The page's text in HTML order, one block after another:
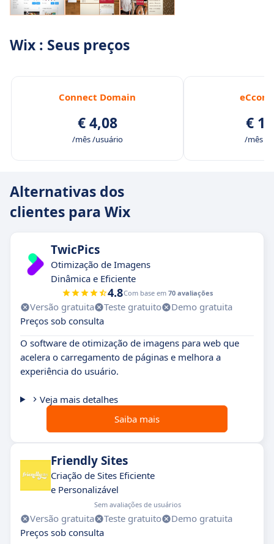
Wix : Seus preços
Connect Domain
€ 4,08
/mês /usuário
€
/mês /
Alternativas dos
clientes para Wix
TwicPics
Otimização de Imagens
Dinâmica e Eficiente
4.8Com base em 70 avaliações
Versão gratuita Teste gratuito
Demo gratuita
Preços sob consulta
O software de otimização de imagens para web que
acelera o carregamento de páginas e melhora a
experiência do usuário.
Veja mais detalhes
Saiba mais
Friendly Sites
Criação de Sites Eficiente
e Personalizável
Sem avaliações de usuários
Versão gratuita Teste gratuito
Demo gratuita
Preços sob consulta